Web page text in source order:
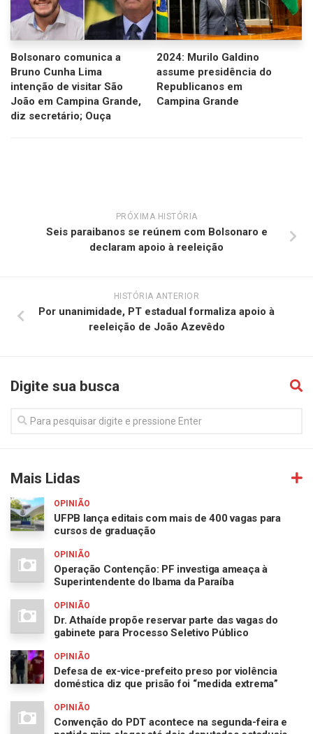
Bolsonaro comunica a
Bruno Cunha Lima
intenção de visitar São
João em Campina Grande,
diz secretário; Ouça
2024: Murilo Galdino
assume presidência do
Republicanos em
Campina Grande
PRÓXIMA HISTÓRIA
Seis paraibanos se reúnem com Bolsonaro e
declaram apoio à reeleição
HISTÓRIA ANTERIOR
Por unanimidade, PT estadual formaliza apoio à
reeleição de João Azevêdo
Digite sua busca
Mais Lidas
OPINIÃO
UFPB lança editais com mais de 400 vagas para
cursos de graduação
OPINIÃO
Operação Contenção: PF investiga ameaça à
Superintendente do Ibama da Paraíba
OPINIÃO
Dr. Athaíde propõe reservar parte das vagas do
gabinete para Processo Seletivo Público
OPINIÃO
Defesa de ex-vice-prefeito preso por violência
doméstica diz que prisão foi “medida extrema”
OPINIÃO
Convenção do PDT acontece na segunda-feira e